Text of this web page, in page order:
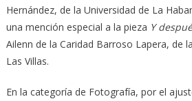
Hernández, de la Universidad de La
una mención especial a la pieza Y
Ailenn de la Caridad Barroso Lapera, de
Las Villas.
En la categoría de Fotografía, por el